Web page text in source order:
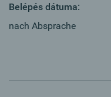
Belépés dátuma:
nach Absprache